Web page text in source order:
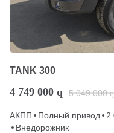
TANK 300
4 749 000 q 5 049 000 q
АКПП Полный привод
Внедорожник